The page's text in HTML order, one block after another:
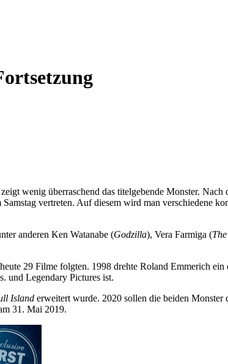
wenig überraschend das titelgebende Monster.
vertreten. Auf diesem wird man verschiedene
anderen Ken Watanabe (Godzilla), Vera Farmiga (
29 Filme folgten. 1998 drehte Roland Emmerich ein
und Legendary Pictures ist.
Island erweitert wurde. 2020 sollen die beiden Monster
31. Mai 2019.